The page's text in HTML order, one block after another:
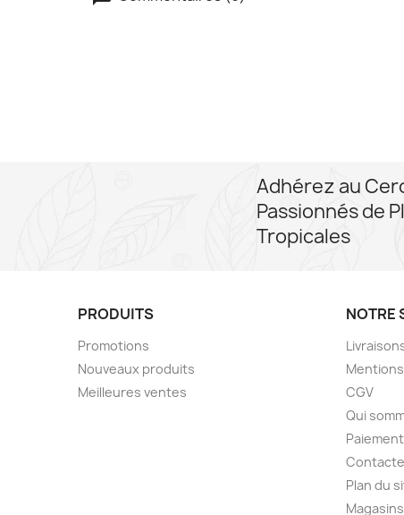
Adhérez au
Passionnés de
Tropicales
PRODUITS
Promotions
Nouveaux produits
Meilleures ventes
NOTRE
CGV
Qui
Plan du
Magasins